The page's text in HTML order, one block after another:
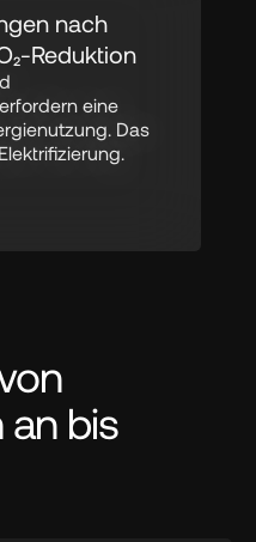
nach
Reduktion
eine
Das
bis